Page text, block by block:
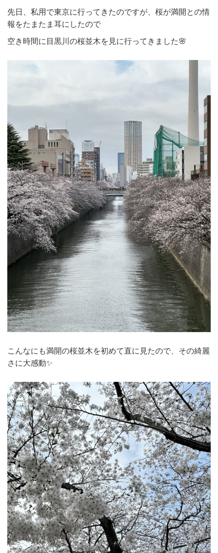
先日、私用で東京に行ってきたのですが、桜が満開との情
報をたまたま耳にしたので
空き時間に目黒川の桜並木を見に行ってきました🌸
こんなにも満開の桜並木を初めて直に見たので、その綺麗
さに大感動✨